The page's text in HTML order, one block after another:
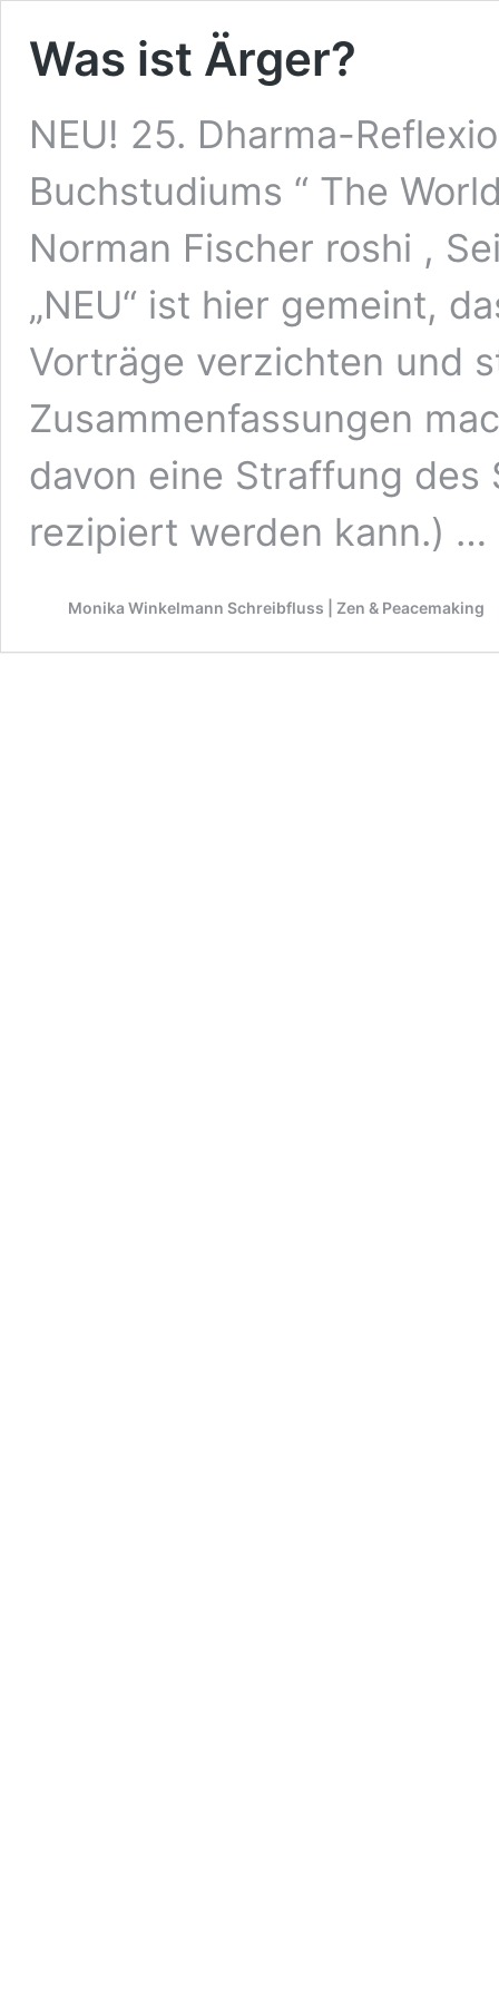
Was ist Ärger?
NEU! 25. Dharma-
Buchstudiums “ The
Norman Fischer roshi ,
„NEU“ ist hier gemeint,
Vorträge verzichten und
Zusammenfassungen
davon eine Straffung
rezipiert werden kann.) …
Monika Winkelmann Schreibfluss | Zen & Peacemaking